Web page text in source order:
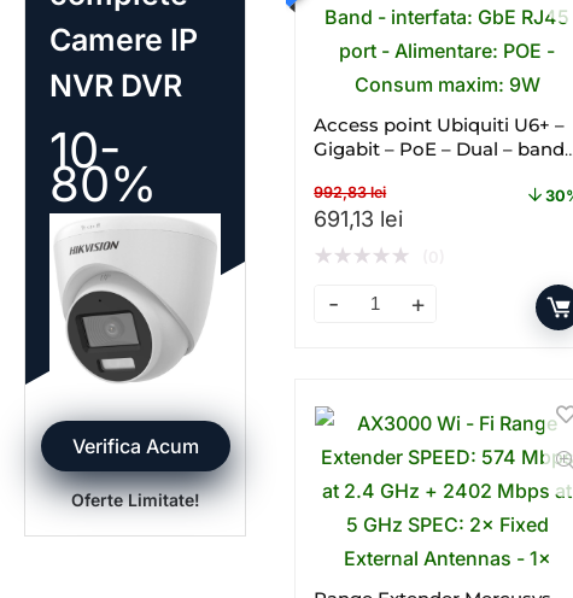
Camere IP
NVR DVR
10-
80%
Verifica Acum
Oferte Limitate!
Access point Ubiquiti U6+ –
Gigabit – PoE – Dual – band
992,83lei
Prețul inițial a fost: 992,83
691,13 leiPrețul curent
★★★★★
Access point Ubiquiti U6+